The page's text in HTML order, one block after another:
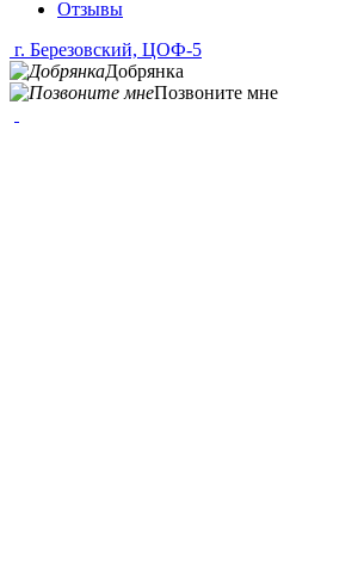
Отзывы
г. Березовский, ЦОФ-5
Добрянка
Позвоните мне